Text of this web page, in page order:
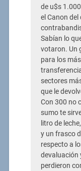
de u$s
el Canon
Sabían lo
votaron. Un
para los
sectores
que le
Con 300 no
sumo te
litro de
y un frasco
respecto a
devaluación
perdieron